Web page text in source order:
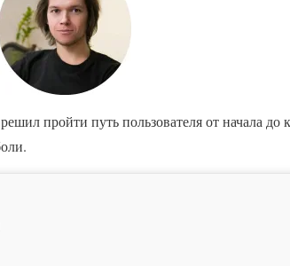
пройти путь пользователя от начала